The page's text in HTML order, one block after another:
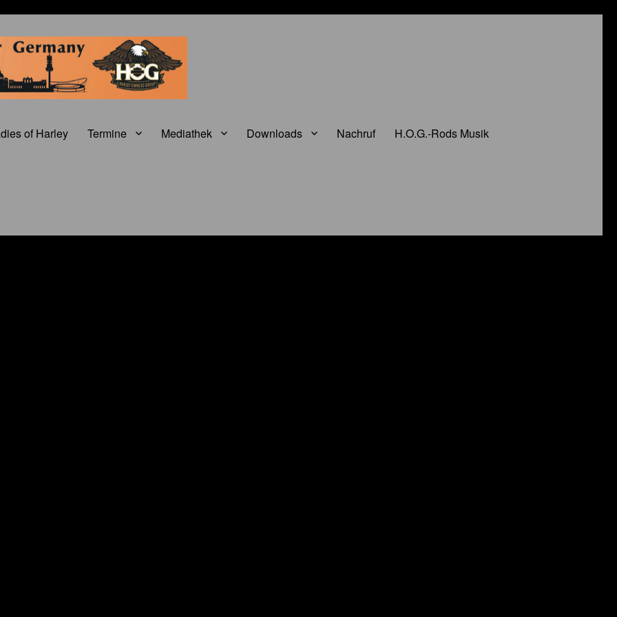
of Harley Termine Mediathek Downloads Nachruf H.O.G.-Rods Musik